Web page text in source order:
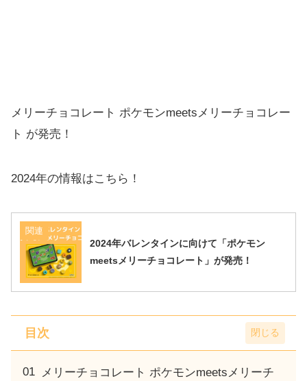
メリーチョコレート ポケモンmeetsメリーチョコレー
ト が発売！
2024年の情報はこちら！
関連
2024年バレンタインに向けて「ポケモン
meetsメリーチョコレート」が発売！
目次
メリーチョコレート ポケモンmeetsメリーチ